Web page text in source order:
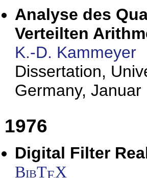
Analyse des
Verteilten
K.-D. Kammeyer
Dissertation,
Germany, Januar
1976
Digital Filter
BibT X